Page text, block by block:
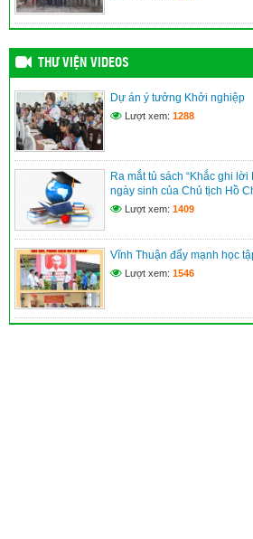
(09/06/2026)
THƯ VIỆN VIDEOS
Dự án ý tưởng Khởi nghiệp
Lượt xem: 1288
Ra mắt tủ sách “Khắc ghi
ngày sinh của Chủ tịch Hồ
Lượt xem: 1409
Vĩnh Thuận đẩy mạnh học
Lượt xem: 1546